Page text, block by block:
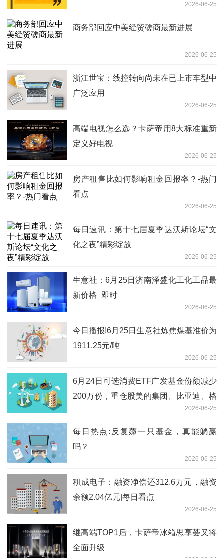
2026-06-25
商务部回应中美经贸磋商最新进展
2026-06-25
浙江世宝：线控转向尚未在已上市车型中
广泛应用
2026-06-25
高端电视怎么选？卡萨帝用8大标准重新
定义好电视
2026-06-25
房产租售比如何影响租金回报率？-热门
看点
2026-06-25
每日速讯：第十七届夏季达沃斯论坛“文
化之夜”精彩绽放
2026-06-25
生意社：6月25日济南泽盛化工化工品最
新价格_即时
2026-06-25
今日播报!6月25日生意社炼焦煤基准价为
1911.25元/吨
2026-06-25
6月24日可选消费ETF广发基金份额减少
200万份，重仓股美的集团、比亚迪、格
2026-06-25
每日热点:反复薅一只基金，真能躺赢
吗？
2026-06-25
积成电子：融资净偿还312.6万元，融资
余额2.04亿元|每日看点
2026-06-25
继高端TOP1后，卡萨帝冰箱思享荟又将
全面升级